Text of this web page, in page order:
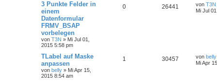
3 Punkte Felder in
einem
Datenformular
FRMV_BSAP
vorbelegen
von T3N » Mi Jul 01,
2015 5:58 pm
0 26441 von T3N
Mi Jul
TLabel auf Maske
anpassen
von belly » Mi Apr 15,
2015 8:54 am
1 30457 von belly
Mi Apr